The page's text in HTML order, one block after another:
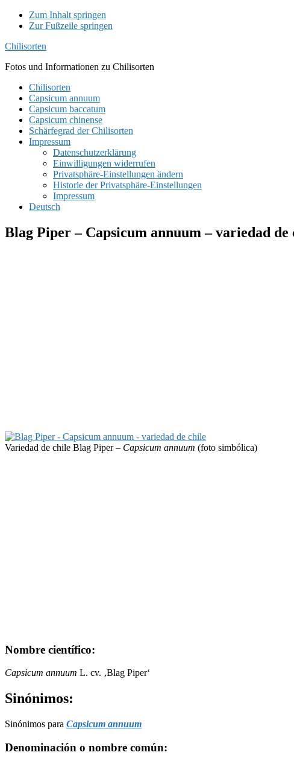
Zum Inhalt springen
Zur Fußzeile springen
Chilisorten
Fotos und Informationen zu Chilisorten
Chilisorten
Capsicum annuum
Capsicum baccatum
Capsicum chinense
Schärfegrad der Chilisorten
Impressum
Datenschutzerklärung
Einwilligungen widerrufen
Privatsphäre-Einstellungen ändern
Historie der Privatsphäre-Einstellungen
Impressum
Deutsch
Blag Piper – Capsicum annuum – variedad de
Variedad de chile Blag Piper – Capsicum annuum (foto simbólica)
Nombre científico:
Capsicum annuum L. cv. ‚Blag Piper‘
Sinónimos:
Sinónimos para Capsicum annuum
Denominación o nombre común: